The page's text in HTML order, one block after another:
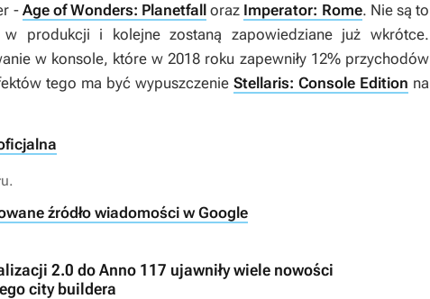
- Age of Wonders: Planetfall oraz Imperator: Rome. Nie są to
produkcji i kolejne zostaną zapowiedziane już wkrótce.
w konsole, które w 2018 roku zapewniły 12% przychodów
tego ma być wypuszczenie Stellaris: Console Edition na
źródło wiadomości w Google
2.0 do Anno 117 ujawniły wiele nowości
city buildera